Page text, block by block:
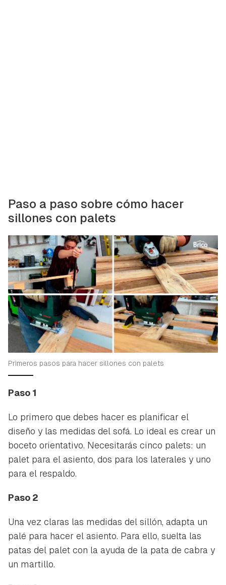
Guardar como favorito
Para poder guardar como favorito, primero has de
iniciar sesión con tu cuenta de Hogarmanía.
INICIAR SESIÓN
Paso a paso sobre cómo hacer
sillones con palets
Primeros pasos para hacer sillones con palets
Paso 1
Lo primero que debes hacer es planificar el
diseño y las medidas del sofá. Lo ideal es crear un
boceto orientativo. Necesitarás cinco palets: un
palet para el asiento, dos para los laterales y uno
para el respaldo.
Paso 2
Una vez claras las medidas del sillón, adapta un
palé para hacer el asiento. Para ello, suelta las
patas del palet con la ayuda de la pata de cabra y
un martillo.
Contenido enviado
Gracias por suscribirte a nuestro boletín.